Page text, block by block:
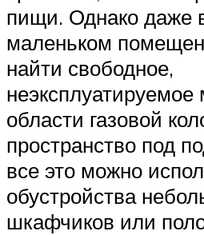
пищи. Однако даже
маленьком
найти свободное,
области газовой
пространство под
все это можно
обустройства
шкафчиков или